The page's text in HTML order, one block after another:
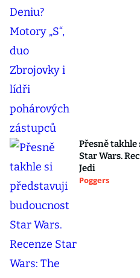
Přesně
Star Wars.
Jedi
Poggers